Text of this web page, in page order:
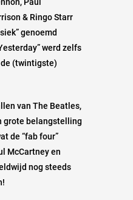
& Ringo Starr
genoemd
werd zelfs
de (twintigste)
van The Beatles,
grote belangstelling
de “fab four”
McCartney en
nog steeds